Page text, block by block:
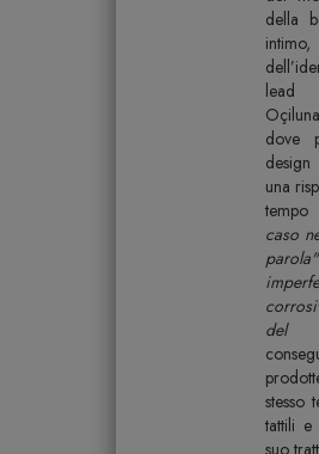
della
lead
dove
una
tempo
caso
parola"
del
stesso
tattili e
suo